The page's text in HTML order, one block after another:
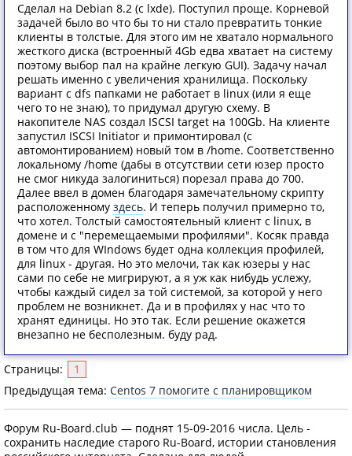
Сделал на Debian 8.2 (с lxde). Поступил проще. Корневой
задачей было во что бы то ни стало превратить тонкие
клиенты в толстые. Для этого им не хватало нормального
жесткого диска (встроенный 4Gb едва хватает на систему
поэтому выбор пал на крайне легкую GUI). Задачу начал
решать именно с увеличения хранилища. Поскольку
вариант с dfs папками не работает в linux (или я еще
чего то не знаю), то придумал другую схему. В
накопителе NAS создал ISCSI target на 100Gb. На клиенте
запустил ISCSI Initiator и примонтировал (с
автомонтированием) новый том в /home. Соответственно
локальному /home (дабы в отсутствии сети юзер просто
не смог никуда залогиниться) порезал права до 700.
Далее ввел в домен благодаря замечательному скрипту
расположенному здесь. И теперь получил примерно то,
что хотел. Толстый самостоятельный клиент с linux, в
домене и с "перемещаемыми профилями". Косяк правда
в том что для WIndows будет одна коллекция профилей,
для linux - другая. Но это мелочи, так как юзеры у нас
сами по себе не мигрируют, а я уж как нибудь услежу,
чтобы каждый сидел за той системой, за которой у него
проблем не возникнет. Да и в профилях у нас что то
хранят единицы. Но это так. Если решение окажется
внезапно не бесполезным. буду рад.
Страницы:
1
Предыдущая тема: Centos 7 помогите с планировщиком
Форум Ru-Board.club — поднят 15-09-2016 числа. Цель -
сохранить наследие старого Ru-Board, истории становления